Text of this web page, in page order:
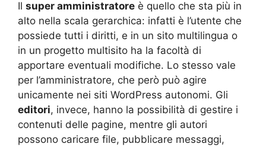
Il super amministratore è quello che sta più in
alto nella scala gerarchica: infatti è l’utente che
possiede tutti i diritti, e in un sito multilingua o
in un progetto multisito ha la facoltà di
apportare eventuali modifiche. Lo stesso vale
per l’amministratore, che però può agire
unicamente nei siti WordPress autonomi. Gli
editori, invece, hanno la possibilità di gestire i
contenuti delle pagine, mentre gli autori
possono caricare file, pubblicare messaggi,